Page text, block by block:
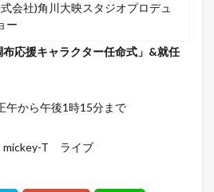
会社)角川大映スタジオプロデュ
ー
応援キャラクター任命式」&就任
から午後1時15分まで
T ライブ